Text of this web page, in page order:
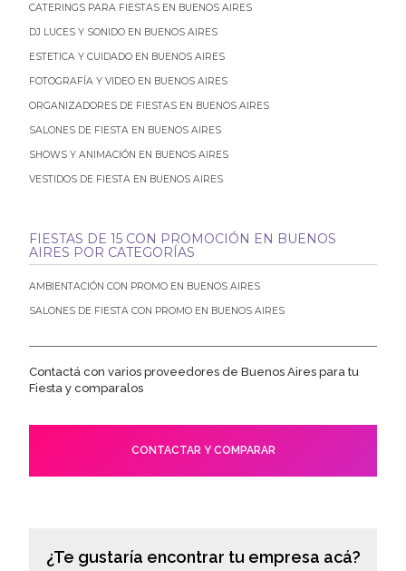
CATERINGS PARA FIESTAS EN BUENOS AIRES
DJ LUCES Y SONIDO EN BUENOS AIRES
ESTETICA Y CUIDADO EN BUENOS AIRES
FOTOGRAFÍA Y VIDEO EN BUENOS AIRES
ORGANIZADORES DE FIESTAS EN BUENOS AIRES
SALONES DE FIESTA EN BUENOS AIRES
SHOWS Y ANIMACIÓN EN BUENOS AIRES
VESTIDOS DE FIESTA EN BUENOS AIRES
FIESTAS DE 15 CON PROMOCIÓN EN BUENOS
AIRES POR CATEGORÍAS
AMBIENTACIÓN CON PROMO EN BUENOS AIRES
SALONES DE FIESTA CON PROMO EN BUENOS AIRES
Contactá con varios proveedores de Buenos Aires para tu
Fiesta y comparalos
CONTACTAR Y COMPARAR
¿Te gustaría encontrar tu empresa acá?